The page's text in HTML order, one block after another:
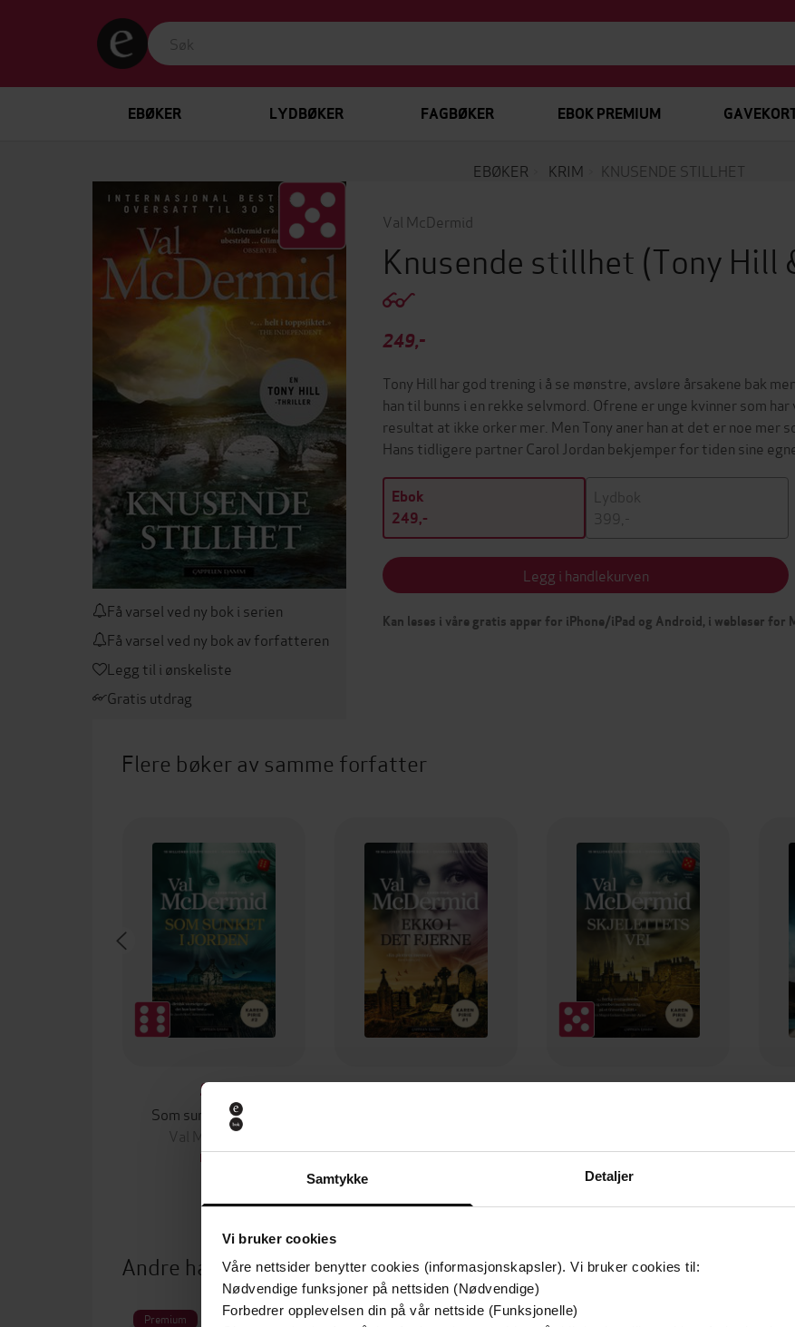
Samtykke Detaljer
Vi bruker cookies
Våre nettsider benytter cookies (informasjonskapsler). Vi bruker cookies til:
Nødvendige funksjoner på nettsiden (Nødvendige)
Forbedrer opplevelsen din på vår nettside (Funksjonelle)
EBØKER LYDBØKER FAGBØKER EBOK PREMIUM
EBØKER KRIM KNUSENDE STILLHET
Få varsel ved ny bok i serien
Få varsel ved ny bok av forfatteren
Legg til i ønskeliste
Gratis utdrag
Val McDermid
Knusende stillhet (Tony Hill
249,-
Tony Hill har god trening i å se mønstre, avsløre årsakene bak
han til bunns i en rekke selvmord. Ofrene er unge kvinner som
resultat at ikke orker mer. Men Tony aner han at det er noe mer
Hans tidligere partner Carol Jordan bekjemper for tiden sine
Ebok
249,-
Lydbok
399,-
Legg i handlekurven
Kan leses i våre gratis apper for iPhone/iPad og Android, i webleser for
Flere bøker av samme forfatter
99,-
Som sunket i jorden
Val McDermid
EBOK
99,-
EBOK
249,-
EBOK
Andre har også kjøpt
Premium Premium